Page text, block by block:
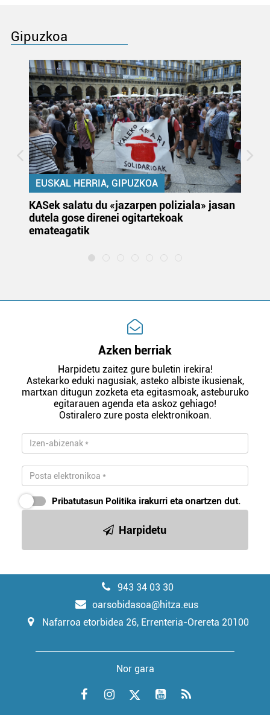
Gipuzkoa
EUSKAL HERRIA, GIPUZKOA
KASek salatu du «jazarpen poliziala» jasan
dutela gose direnei ogitartekoak
emateagatik
Azken berriak
Harpidetu zaitez gure buletin irekira!
Astekarko eduki nagusiak, asteko albiste ikusienak,
martxan ditugun zozketa eta egitasmoak, asteburuko
egitarauen agenda eta askoz gehiago!
Ostiralero zure posta elektronikoan.
Pribatutasun Politika irakurri eta onartzen dut.
Harpidetu
943 34 03 30
oarsobidasoa@hitza.eus
Nafarroa etorbidea 26, Errenteria-Orereta 20100
Nor gara